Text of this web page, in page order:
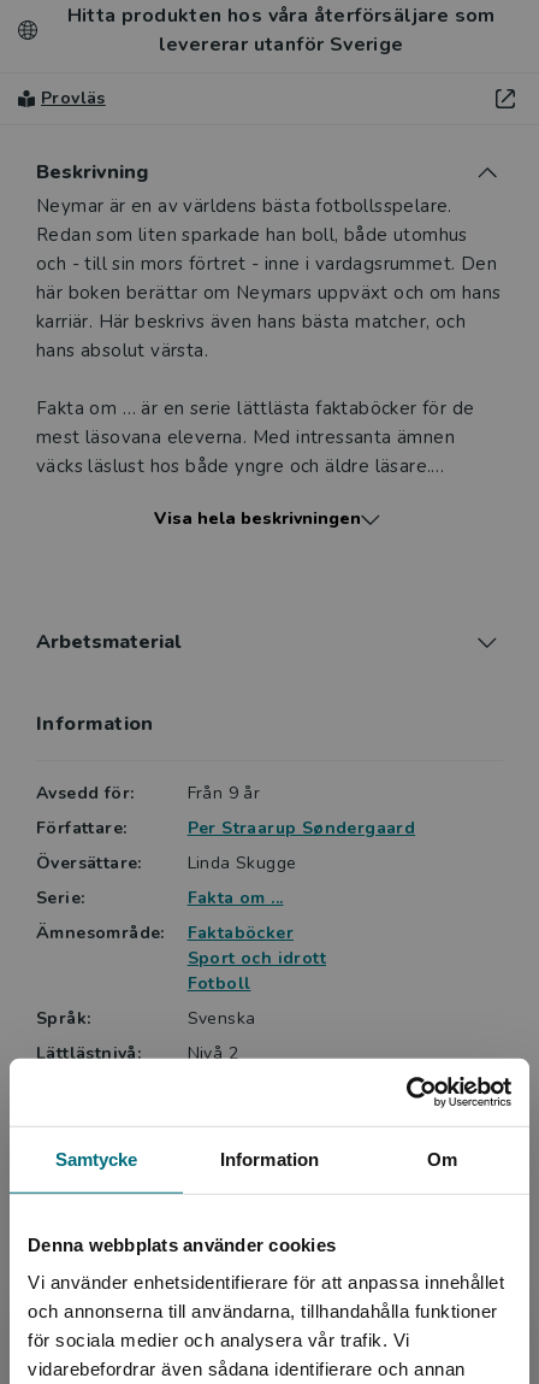
Samtycke Information Om
Denna webbplats använder cookies
Vi använder enhetsidentifierare för att anpassa innehållet
och annonserna till användarna, tillhandahålla funktioner
för sociala medier och analysera vår trafik. Vi
vidarebefordrar även sådana identifierare och annan
Begränsad fraktregion
Hitta produkten hos våra återförsäljare som
levererar utanför Sverige
Provläs
Beskrivning
Beskrivning
Neymar är en av världens bästa fotbollsspelare.
Redan som liten sparkade han boll, både utomhus
och - till sin mors förtret - inne i vardagsrummet. Den
här boken berättar om Neymars uppväxt och om hans
karriär. Här beskrivs även hans bästa matcher, och
hans absolut värsta.
Fakta om … är en serie lättlästa faktaböcker för de
mest läsovana eleverna. Med intressanta ämnen
väcks läslust hos både yngre och äldre läsare.
lättillgänglig form som är speciellt framtagen för att
innehållsförteckning och register.
Lättlästa böcker om ämnen som engagerar fyller en
ungdomar att läsa, och boken om Mbappé är just en
Birgitta Mark, BTJ
Visa hela beskrivningen
Arbetsmaterial
Information
Avsedd för:
Från 9 år
Författare:
Per Straarup Søndergaard
Översättare:
Linda Skugge
Serie:
Fakta om ...
Ämnesområde:
Faktaböcker
Sport och idrott
Fotboll
Språk:
Svenska
Lättlästnivå:
Nivå 2
Utgivningsår:
2024
Artikelnummer:
46981-01
Upplaga:
Första
Köp- och leveransvillkor